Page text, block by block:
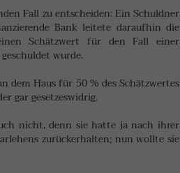
Fall zu entscheiden: Ein Schuldner
Bank leitete daraufhin die
Schätzwert für den Fall einer
wurde.
dem Haus für 50 % des Schätzwertes
gar gesetzeswidrig.
nicht, denn sie hatte ja nach ihrer
zurückerhalten; nun wollte sie